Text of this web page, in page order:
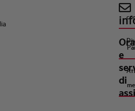
e
di